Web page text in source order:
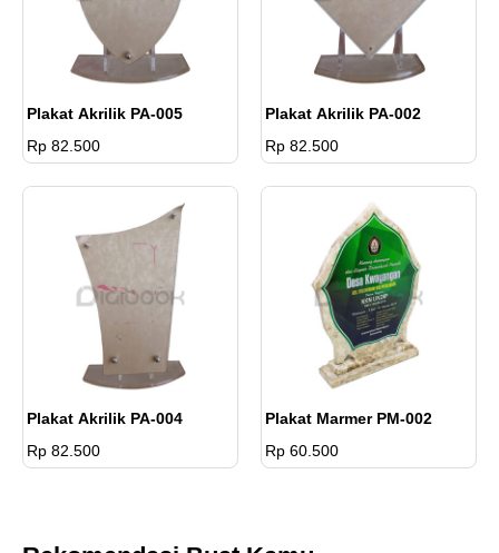
Plakat Akrilik PA-005
Rp 82.500
Plakat Akrilik PA-002
Rp 82.500
Plakat Akrilik PA-004
Rp 82.500
Plakat Marmer PM-002
Rp 60.500